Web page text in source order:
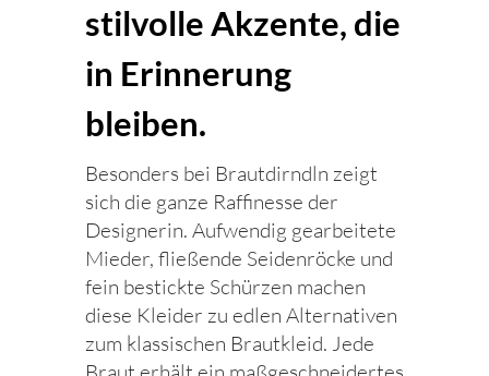
stilvolle Akzente, die
in Erinnerung
bleiben.
Besonders bei Brautdirndln zeigt
sich die ganze Raffinesse der
Designerin. Aufwendig gearbeitete
Mieder, fließende Seidenröcke und
fein bestickte Schürzen machen
diese Kleider zu edlen Alternativen
zum klassischen Brautkleid. Jede